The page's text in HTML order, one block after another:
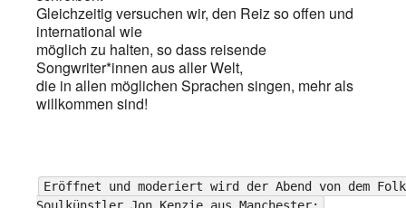
Gleichzeitig versuchen wir, den Reiz so offen und
international wie
möglich zu halten, so dass reisende
Songwriter*innen aus aller Welt,
die in allen möglichen Sprachen singen, mehr als
willkommen sind!
Eröffnet und moderiert wird der Abend von dem
Soulkünstler Jon Kenzie aus Manchester: